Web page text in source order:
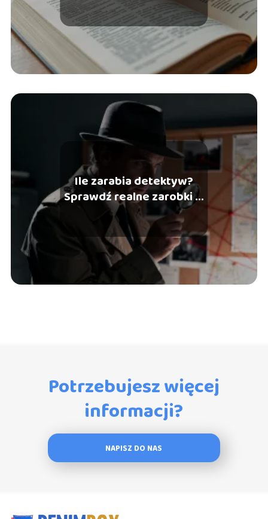
Ile zarabia detektyw?
Sprawdź realne zarobki w
branży
Potrzebujesz więcej
informacji?
NAPISZ DO NAS